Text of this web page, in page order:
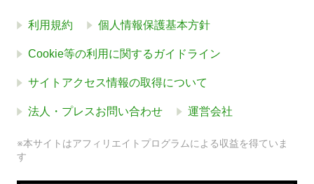
利用規約 個人情報保護基本方針
Cookie等の利用に関するガイドライン
サイトアクセス情報の取得について
法人・プレスお問い合わせ 運営会社
※本サイトはアフィリエイトプログラムによる収益を得ていま
す